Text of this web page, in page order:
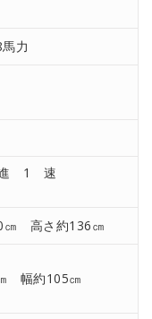
力
進 1 速
高さ約136㎝
幅約105㎝